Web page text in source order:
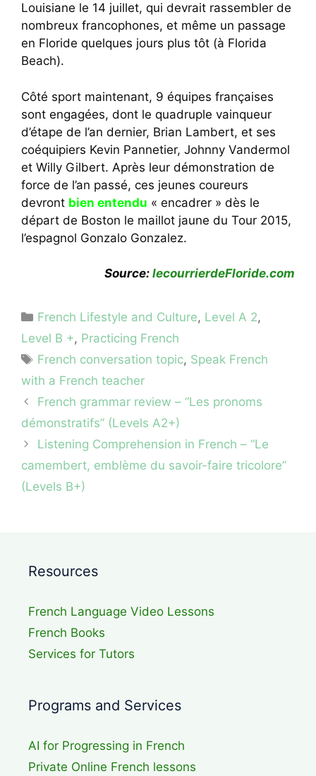
Louisiane le 14 juillet, qui devrait rassembler de
nombreux francophones, et même un passage
en Floride quelques jours plus tôt (à Florida
Beach).
Côté sport maintenant, 9 équipes françaises
sont engagées, dont le quadruple vainqueur
d’étape de l’an dernier, Brian Lambert, et ses
coéquipiers Kevin Pannetier, Johnny Vandermol
et Willy Gilbert. Après leur démonstration de
force de l’an passé, ces jeunes coureurs
devront bien entendu « encadrer » dès le
départ de Boston le maillot jaune du Tour 2015,
l’espagnol Gonzalo Gonzalez.
Source: lecourrierdeFloride.com
Categories
French Lifestyle and Culture, Level A 2,
Level B +, Practicing French
Tags
French conversation topic, Speak French
with a French teacher
French grammar review – “Les pronoms
démonstratifs” (Levels A2+)
Listening Comprehension in French – “Le
camembert, emblème du savoir-faire tricolore”
(Levels B+)
Resources
French Language Video Lessons
French Books
Services for Tutors
Programs and Services
AI for Progressing in French
Private Online French lessons